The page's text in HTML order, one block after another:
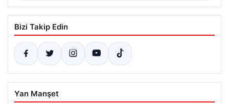
Bizi Takip Edin
Yan Manşet